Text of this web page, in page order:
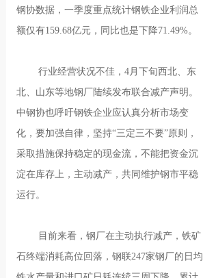
钢协数据，一季度重点统计钢铁企业利润总
额仅有159.68亿元，同比也是下降71.49%。
行业经营状况不佳，4月下旬西北、东
北、山东等地钢厂陆续发布联合减产声明。
中钢协也呼吁钢铁企业应认真分析市场变
化，要加强自律，坚持“三定三不要”原则，
采取措施保持稳定的现金流，不能把资金沉
淀在库存上，主动减产，共同维护钢市平稳
运行。
目前来看，钢厂在主动执行减产，铁矿
石终端消耗高位回落，钢联247家钢厂的日均